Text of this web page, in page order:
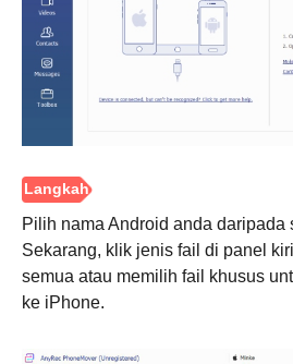
Langkah
1.
Pilih nama Android anda daripada
Sekarang, klik jenis fail di panel
semua atau memilih fail khusus
ke iPhone.